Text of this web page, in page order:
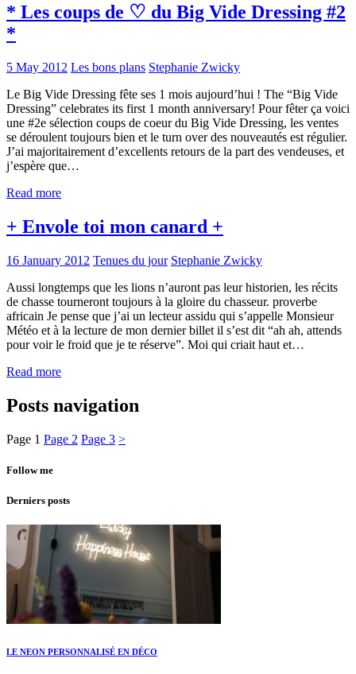
* Les coups de ♡ du Big Vide Dressing #2
*
5 May 2012 Les bons plans Stephanie Zwicky
Le Big Vide Dressing fête ses 1 mois aujourd’hui ! The “Big Vide
Dressing” celebrates its first 1 month anniversary! Pour fêter ça voici
une #2e sélection coups de coeur du Big Vide Dressing, les ventes
se déroulent toujours bien et le turn over des nouveautés est régulier.
J’ai majoritairement d’excellents retours de la part des vendeuses, et
j’espère que…
Read more
+ Envole toi mon canard +
16 January 2012 Tenues du jour Stephanie Zwicky
Aussi longtemps que les lions n’auront pas leur historien, les récits
de chasse tourneront toujours à la gloire du chasseur. proverbe
africain Je pense que j’ai un lecteur assidu qui s’appelle Monsieur
Météo et à la lecture de mon dernier billet il s’est dit “ah ah, attends
pour voir le froid que je te réserve”. Moi qui criait haut et…
Read more
Posts navigation
Page 1 Page 2 Page 3 >
Follow me
Derniers posts
LE NEON PERSONNALISÉ EN DÉCO